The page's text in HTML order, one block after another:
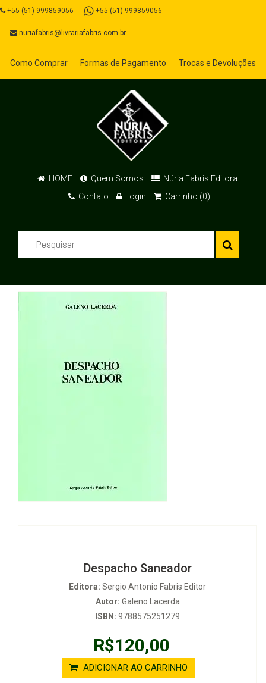
+55 (51) 999859056 +55 (51) 999859056
nuriafabris@livrariafabris.com.br
Como Comprar Formas de Pagamento Trocas e Devoluções
HOME Quem Somos
Núria Fabris Editora
Contato
Login Carrinho (0)
Despacho Saneador
Editora: Sergio Antonio Fabris Editor
Autor: Galeno Lacerda
ISBN: 9788575251279
R$120,00
ADICIONAR AO CARRINHO